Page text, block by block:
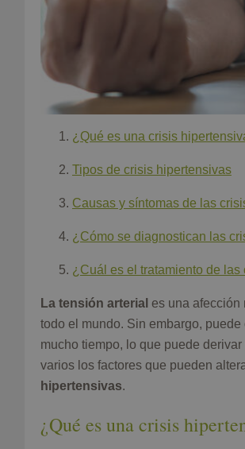
¿Qué es una crisis
Tipos de crisis hipertensivas
Causas y síntomas de las
¿Cómo se diagnostican las
¿Cuál es el tratamiento de
La tensión arterial es una afección
todo el mundo. Sin embargo,
mucho tiempo, lo que puede
varios los factores que pueden
hipertensivas.
¿Qué es una crisis